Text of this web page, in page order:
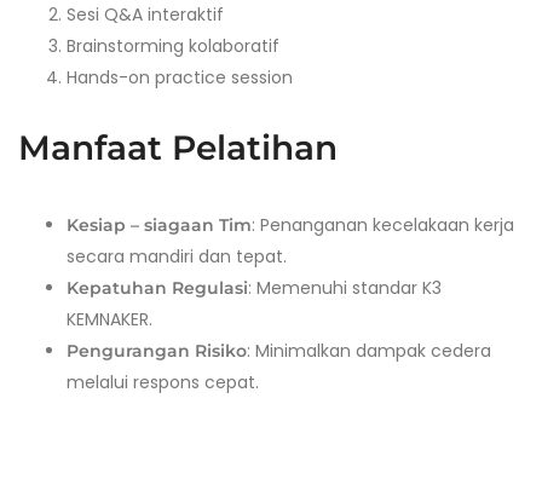
Sesi Q&A interaktif
Brainstorming kolaboratif
Hands-on practice session
Manfaat Pelatihan
Kesiap – siagaan Tim: Penanganan kecelakaan kerja
secara mandiri dan tepat.
Kepatuhan Regulasi: Memenuhi standar K3
KEMNAKER.
Pengurangan Risiko: Minimalkan dampak cedera
melalui respons cepat.